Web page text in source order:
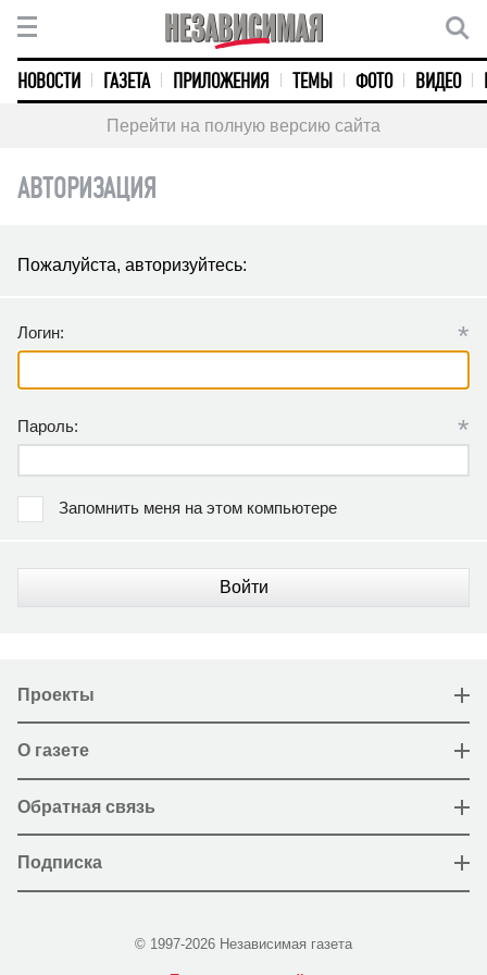
НОВОСТИ ГАЗЕТА ПРИЛОЖЕНИЯ ТЕМЫ ФОТО ВИДЕО
Перейти на полную версию сайта
АВТОРИЗАЦИЯ
Пожалуйста, авторизуйтесь:
Логин: *
Пароль: *
Запомнить меня на этом компьютере
Войти
Проекты
О газете
Обратная связь
Подписка
© 1997-2026 Независимая газета